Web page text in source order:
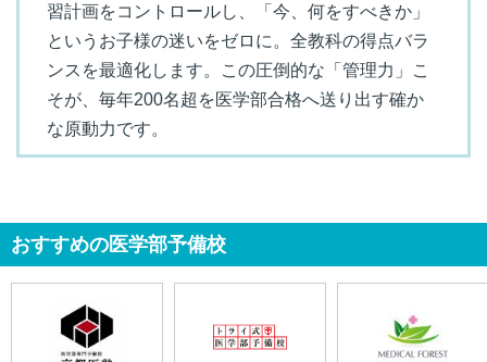
習計画をコントロールし、「今、何をすべきか」
というお子様の迷いをゼロに。全教科の得点バラ
ンスを最適化します。この圧倒的な「管理力」こ
そが、毎年200名超を医学部合格へ送り出す確か
な原動力です。
おすすめの医学部予備校